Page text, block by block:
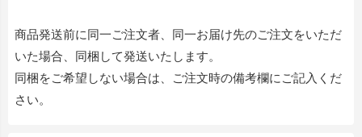
商品発送前に同一ご注文者、同一お届け先のご注文をいただ
いた場合、同梱して発送いたします。
同梱をご希望しない場合は、ご注文時の備考欄にご記入くだ
さい。